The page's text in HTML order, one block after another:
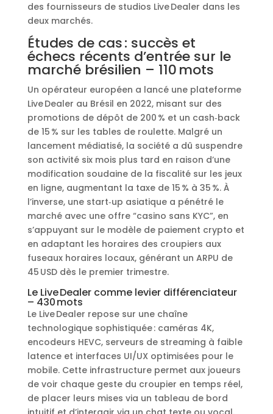
des fournisseurs de studios Live Dealer dans les
deux marchés.
Études de cas : succès et
échecs récents d’entrée sur le
marché brésilien – 110 mots
Un opérateur européen a lancé une plateforme
Live Dealer au Brésil en 2022, misant sur des
promotions de dépôt de 200 % et un cash‑back
de 15 % sur les tables de roulette. Malgré un
lancement médiatisé, la société a dû suspendre
son activité six mois plus tard en raison d’une
modification soudaine de la fiscalité sur les jeux
en ligne, augmentant la taxe de 15 % à 35 %. À
l’inverse, une start‑up asiatique a pénétré le
marché avec une offre “casino sans KYC”, en
s’appuyant sur le modèle de paiement crypto et
en adaptant les horaires des croupiers aux
fuseaux horaires locaux, générant un ARPU de
45 USD dès le premier trimestre.
Le Live Dealer comme levier différenciateur
– 430 mots
Le Live Dealer repose sur une chaîne
technologique sophistiquée : caméras 4K,
encodeurs HEVC, serveurs de streaming à faible
latence et interfaces UI/UX optimisées pour le
mobile. Cette infrastructure permet aux joueurs
de voir chaque geste du croupier en temps réel,
de placer leurs mises via un tableau de bord